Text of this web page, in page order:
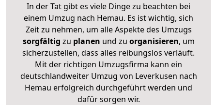
In der Tat gibt es viele Dinge zu beachten bei
einem Umzug nach Hemau. Es ist wichtig, sich
Zeit zu nehmen, um alle Aspekte des Umzugs
sorgfältig zu planen und zu organisieren, um
sicherzustellen, dass alles reibungslos verläuft.
Mit der richtigen Umzugsfirma kann ein
deutschlandweiter Umzug von Leverkusen nach
Hemau erfolgreich durchgeführt werden und
dafür sorgen wir.